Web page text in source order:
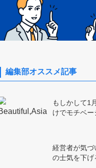
編集部オススメ記事
もしかして1
けでモチベー
経営者が気づ
の士気を下げ